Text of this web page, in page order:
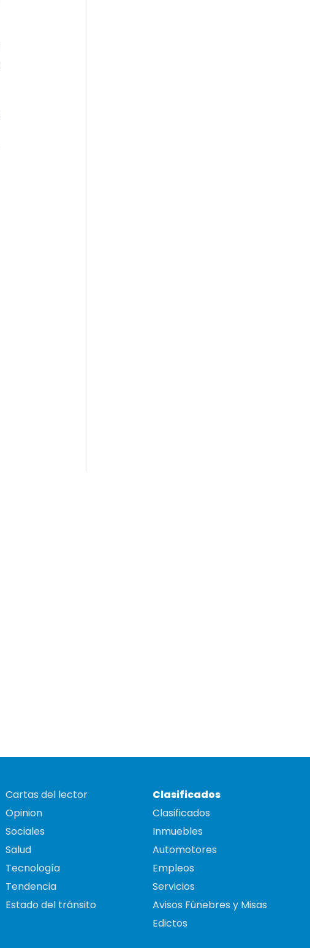
Cartas del lector
Opinion
Sociales
Salud
Tecnología
Tendencia
Estado del tránsito
Clasificados
Clasificados
Inmuebles
Automotores
Empleos
Servicios
Avisos Fúnebres y Misas
Edictos